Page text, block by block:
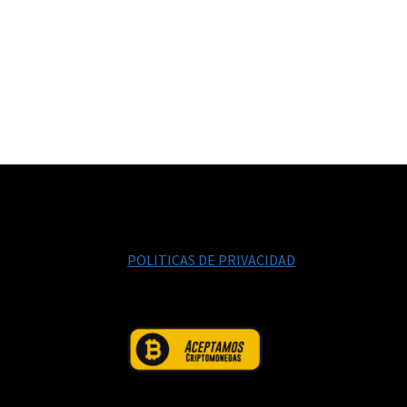
POLITICAS DE PRIVACIDAD